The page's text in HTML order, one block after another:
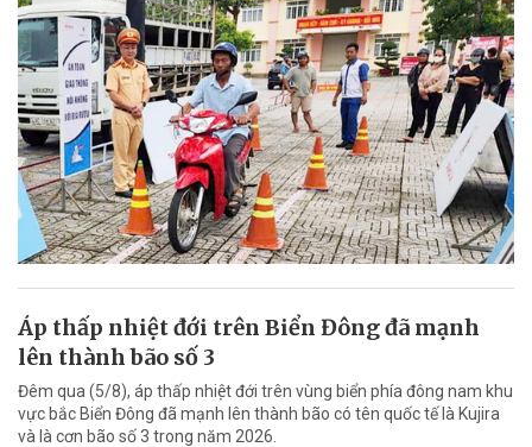
Áp thấp nhiệt đới trên Biển Đông đã mạnh
lên thành bão số 3
Đêm qua (5/8), áp thấp nhiệt đới trên vùng biển phía đông nam khu
vực bắc Biển Đông đã mạnh lên thành bão có tên quốc tế là Kujira
và là cơn bão số 3 trong năm 2026.